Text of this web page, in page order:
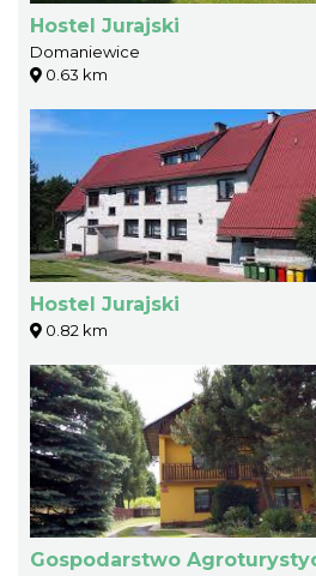
Hostel Jurajski
Domaniewice
0.63 km
Hostel Jurajski
0.82 km
Gospodarstwo